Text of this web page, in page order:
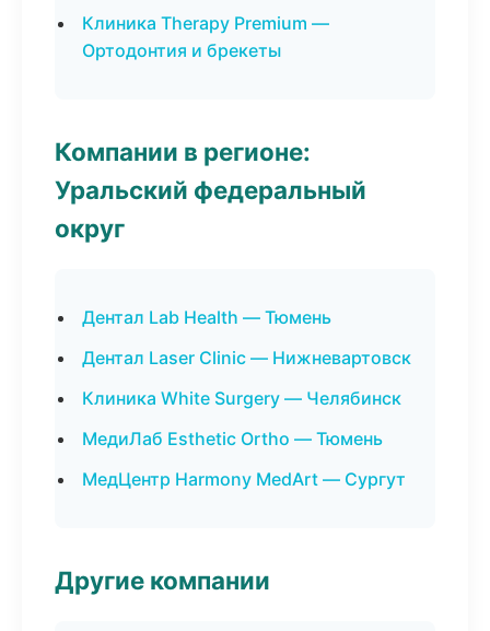
Клиника Therapy Premium —
Ортодонтия и брекеты
Компании в регионе:
Уральский федеральный
округ
Дентал Lab Health — Тюмень
Дентал Laser Clinic — Нижневартовск
Клиника White Surgery — Челябинск
МедиЛаб Esthetic Ortho — Тюмень
МедЦентр Harmony MedArt — Сургут
Другие компании